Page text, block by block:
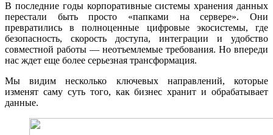
В последние годы корпоративные системы хранения данных
перестали быть просто «папками на сервере». Они
превратились в полноценные цифровые экосистемы, где
безопасность, скорость доступа, интеграции и удобство
совместной работы — неотъемлемые требования. Но впереди
нас ждет еще более серьезная трансформация.
Мы видим несколько ключевых направлений, которые
изменят саму суть того, как бизнес хранит и обрабатывает
данные.